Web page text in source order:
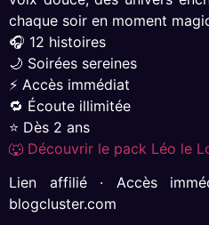
chaque soir en moment
🎧 12 histoires
🌙 Soirées sereines
⚡ Accès immédiat
🔁 Écoute illimitée
⭐ Dès 2 ans
🐺 Découvrir le pack Léo le
Lien affilié · Accès
blogcluster.com